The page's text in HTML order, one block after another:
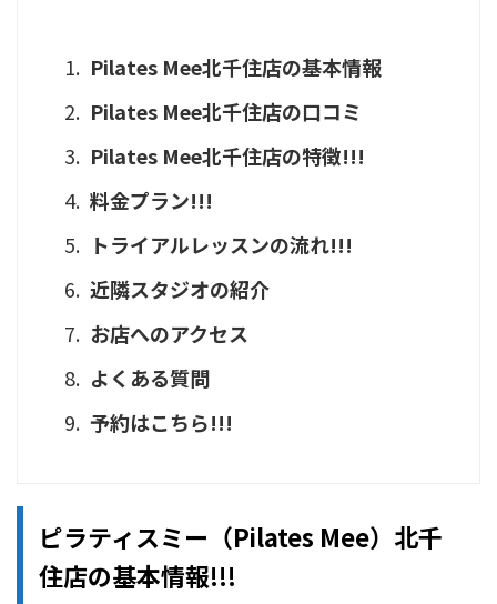
Pilates Mee北千住店の基本情報
Pilates Mee北千住店の口コミ
Pilates Mee北千住店の特徴!!!
料金プラン!!!
トライアルレッスンの流れ!!!
近隣スタジオの紹介
お店へのアクセス
よくある質問
予約はこちら!!!
ピラティスミー（Pilates Mee）北千
住店の基本情報!!!